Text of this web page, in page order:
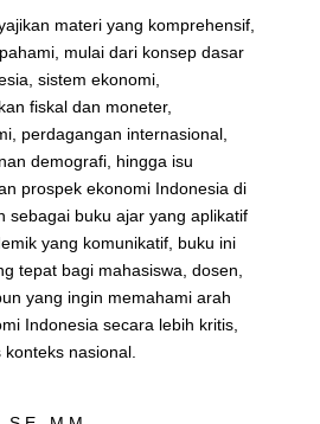
materi yang komprehensif,
mulai dari konsep dasar
sistem ekonomi,
fiskal dan moneter,
perdagangan internasional,
demografi, hingga isu
prospek ekonomi Indonesia di
sebagai buku ajar yang aplikatif
yang komunikatif, buku ini
tepat bagi mahasiswa, dosen,
yang ingin memahami arah
Indonesia secara lebih kritis,
nasional.